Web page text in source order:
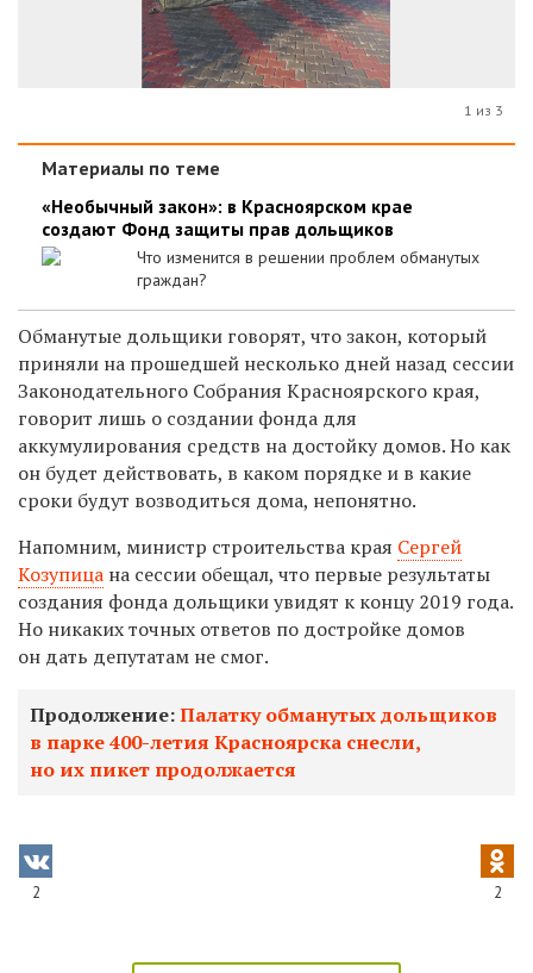
1 из 3
Материалы по теме
«Необычный закон»: в Красноярском крае
создают Фонд защиты прав дольщиков
Что изменится в решении проблем обманутых
граждан?
Обманутые дольщики говорят, что закон, который
приняли на прошедшей несколько дней назад сессии
Законодательного Собрания Красноярского края,
говорит лишь о создании фонда для
аккумулирования средств на достойку домов. Но как
он будет действовать, в каком порядке и в какие
сроки будут возводиться дома, непонятно.
Напомним, министр строительства края Сергей
Козупица на сессии обещал, что первые результаты
создания фонда дольщики увидят к концу 2019 года.
Но никаких точных ответов по достройке домов
он дать депутатам не смог.
Продолжение:Палатку обманутых дольщиков
в парке 400-летия Красноярска снесли,
но их пикет продолжается
2 2